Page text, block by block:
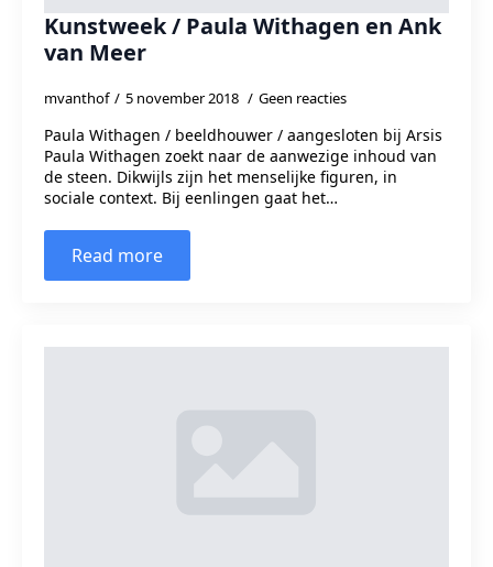
Kunstweek / Paula Withagen en Ank
van Meer
mvanthof 5 november 2018 Geen reacties
Paula Withagen / beeldhouwer / aangesloten bij Arsis
Paula Withagen zoekt naar de aanwezige inhoud van
de steen. Dikwijls zijn het menselijke figuren, in
sociale context. Bij eenlingen gaat het…
Read more